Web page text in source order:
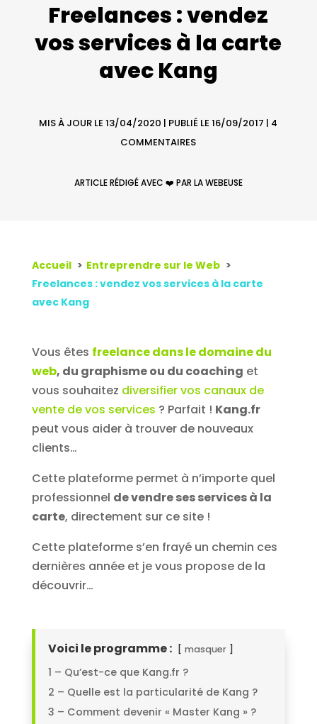
Freelances : vendez
vos services à la carte
avec Kang
MIS À JOUR LE 13/04/2020 | PUBLIÉ LE 16/09/2017 | 4
COMMENTAIRES
ARTICLE RÉDIGÉ AVEC ❤️ PAR LA WEBEUSE
Accueil
Entreprendre sur le Web
Freelances : vendez vos services à la carte
avec Kang
Vous êtes freelance dans le domaine du
web, du graphisme ou du coaching et
vous souhaitez diversifier vos canaux de
vente de vos services ? Parfait ! Kang.fr
peut vous aider à trouver de nouveaux
clients…
Cette plateforme permet à n’importe quel
professionnel de vendre ses services à la
carte, directement sur ce site !
Cette plateforme s’en frayé un chemin ces
dernières année et je vous propose de la
découvrir…
Voici le programme : masquer
1 – Qu’est-ce que Kang.fr ?
2 – Quelle est la particularité de Kang ?
3 – Comment devenir « Master Kang » ?